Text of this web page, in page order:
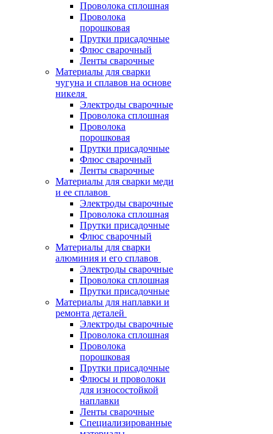
Проволока сплошная
Проволока
порошковая
Прутки присадочные
Флюс сварочный
Ленты сварочные
Материалы для сварки
чугуна и сплавов на основе
никеля
Электроды сварочные
Проволока сплошная
Проволока
порошковая
Прутки присадочные
Флюс сварочный
Ленты сварочные
Материалы для сварки меди
и ее сплавов
Электроды сварочные
Проволока сплошная
Прутки присадочные
Флюс сварочный
Материалы для сварки
алюминия и его сплавов
Электроды сварочные
Проволока сплошная
Прутки присадочные
Материалы для наплавки и
ремонта деталей
Электроды сварочные
Проволока сплошная
Проволока
порошковая
Прутки присадочные
Флюсы и проволоки
для износостойкой
наплавки
Ленты сварочные
Специализированные